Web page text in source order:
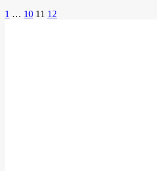
Posts
1 … 10 11 12